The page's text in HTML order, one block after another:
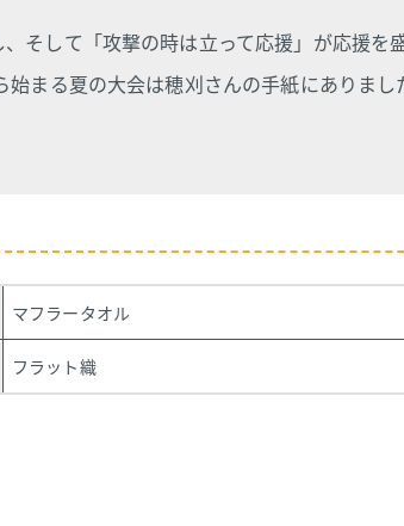
そして「攻撃の時は立って応援」が応援を
まる夏の大会は穂刈さんの手紙にありま
マフラータオル
フラット織